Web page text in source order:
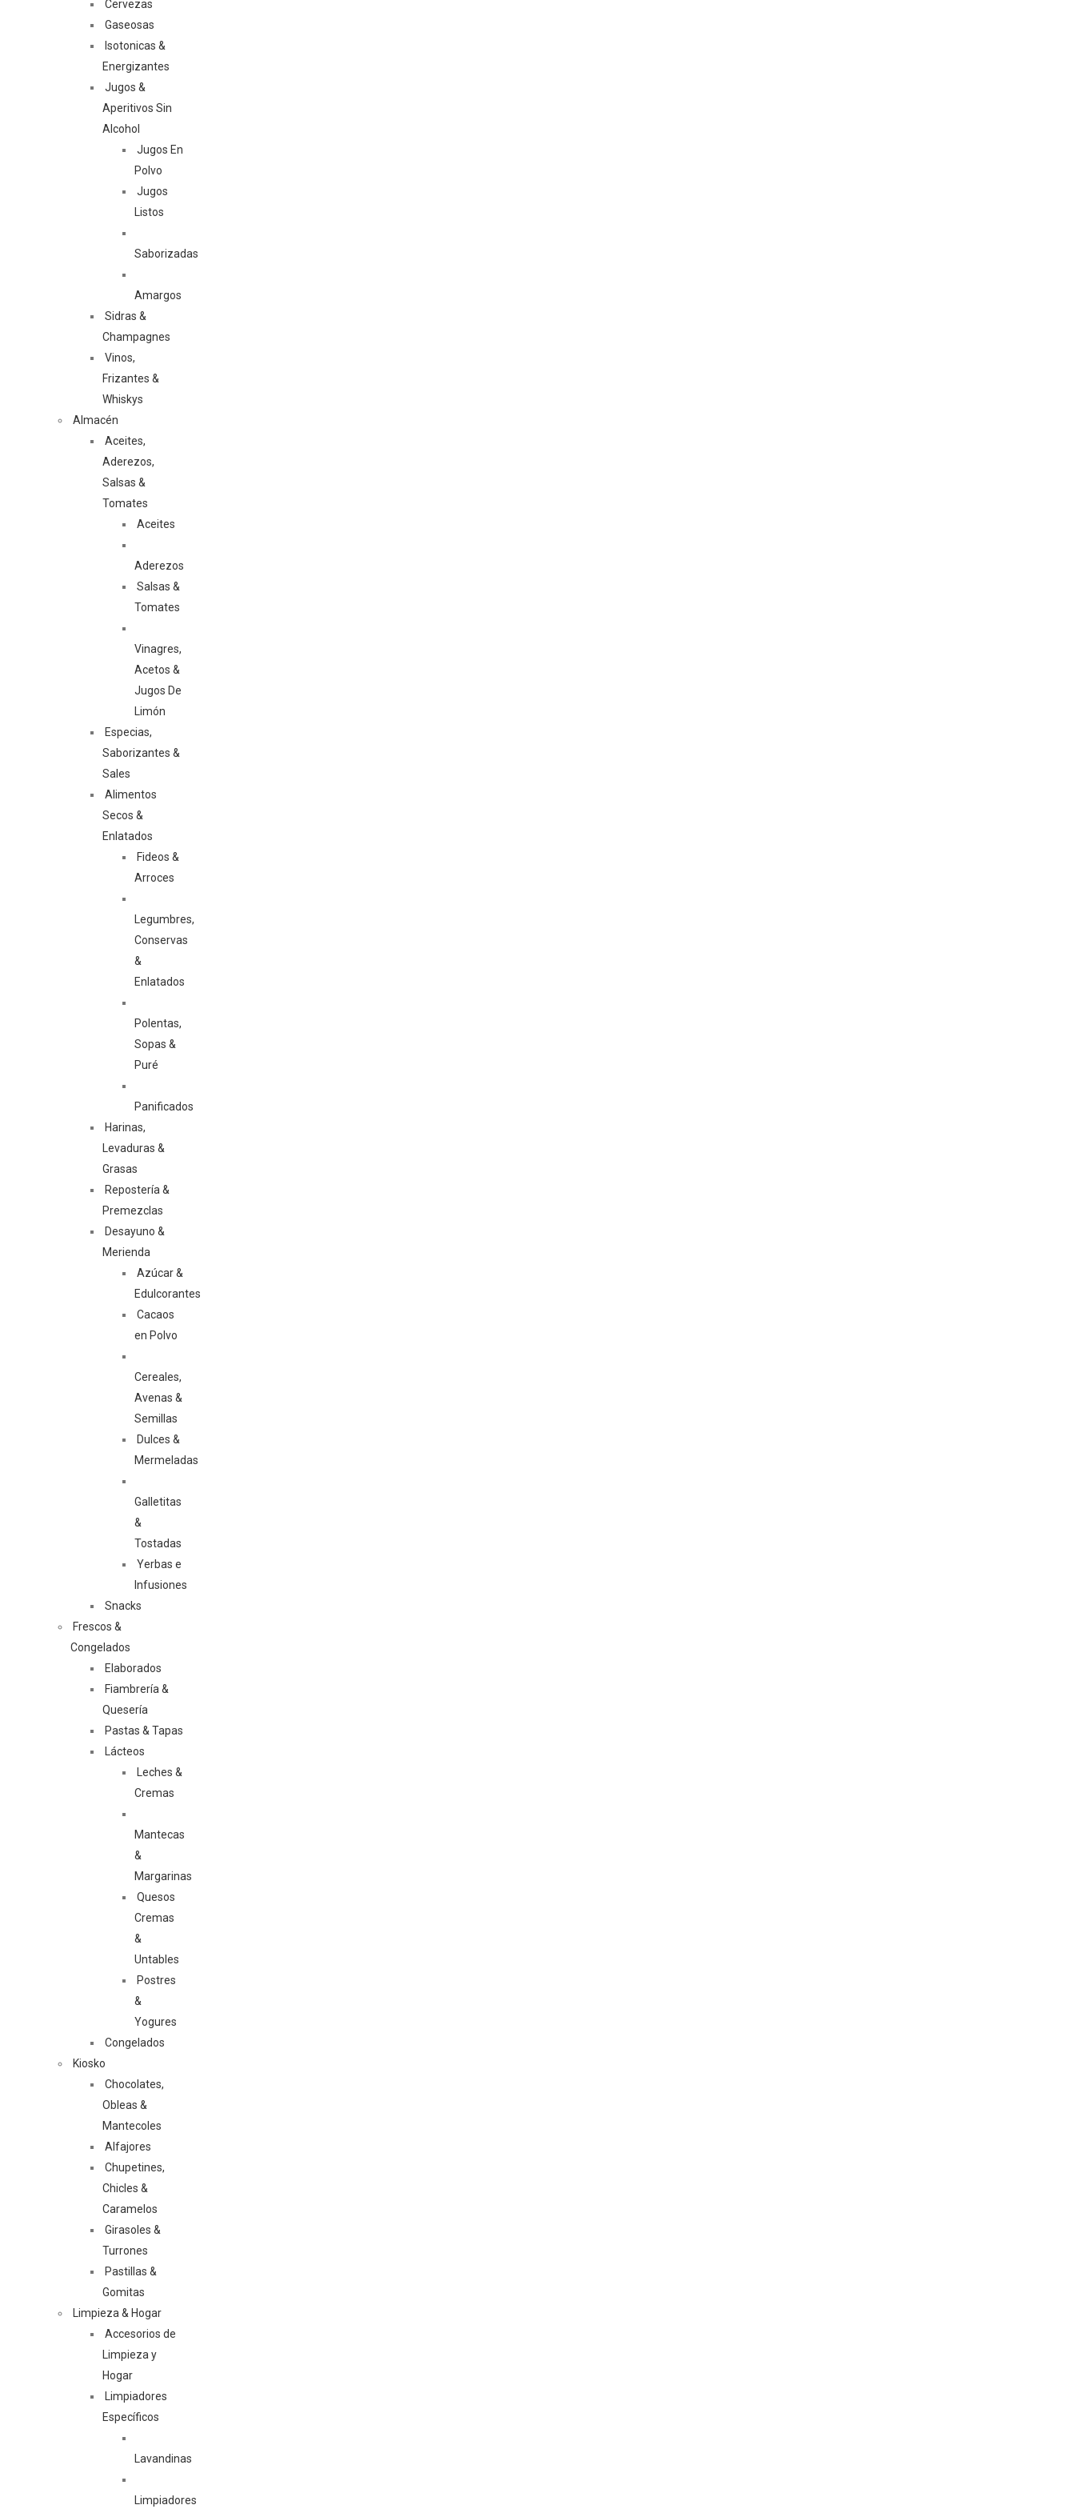
Cervezas
Gaseosas
Isotonicas &
Energizantes
Jugos &
Aperitivos Sin
Alcohol
Jugos En
Polvo
Jugos
Listos
Saborizadas
Amargos
Sidras &
Champagnes
Vinos,
Frizantes &
Whiskys
Almacén
Aceites,
Aderezos,
Salsas &
Tomates
Aceites
Aderezos
Salsas &
Tomates
Vinagres,
Acetos &
Jugos De
Limón
Especias,
Saborizantes &
Sales
Alimentos
Secos &
Enlatados
Fideos &
Arroces
Legumbres,
Conservas
&
Enlatados
Polentas,
Sopas &
Puré
Panificados
Harinas,
Levaduras &
Grasas
Repostería &
Premezclas
Desayuno &
Merienda
Azúcar &
Edulcorantes
Cacaos
en Polvo
Cereales,
Avenas &
Semillas
Dulces &
Mermeladas
Galletitas
&
Tostadas
Yerbas e
Infusiones
Snacks
Frescos &
Congelados
Elaborados
Fiambrería &
Quesería
Pastas & Tapas
Lácteos
Leches &
Cremas
Mantecas
&
Margarinas
Quesos
Cremas
&
Untables
Postres
&
Yogures
Congelados
Kiosko
Chocolates,
Obleas &
Mantecoles
Alfajores
Chupetines,
Chicles &
Caramelos
Girasoles &
Turrones
Pastillas &
Gomitas
Limpieza & Hogar
Accesorios de
Limpieza y
Hogar
Limpiadores
Específicos
Lavandinas
Limpiadores